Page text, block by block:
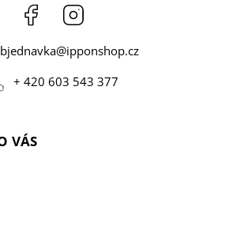
Facebook
@ipponshop.cz
+ 420 603 543 377
VÁS